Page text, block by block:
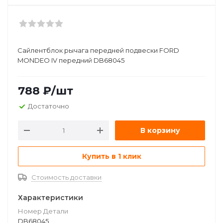
Сайлентблок рычага передней подвески FORD
MONDEO IV передний DB68045
788 ₽/шт
Достаточно
В корзину
Купить в 1 клик
Стоимость доставки
Характеристики
Номер Детали
DB68045